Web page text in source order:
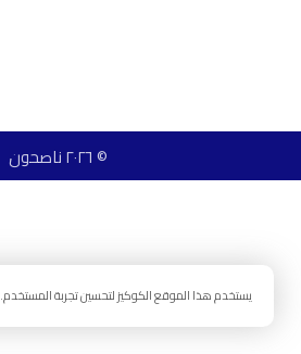
© ٢٠٢٦ ناصحون
يستخدم هذا الموقع الكوكيز لتحسين تجربة المستخدم.